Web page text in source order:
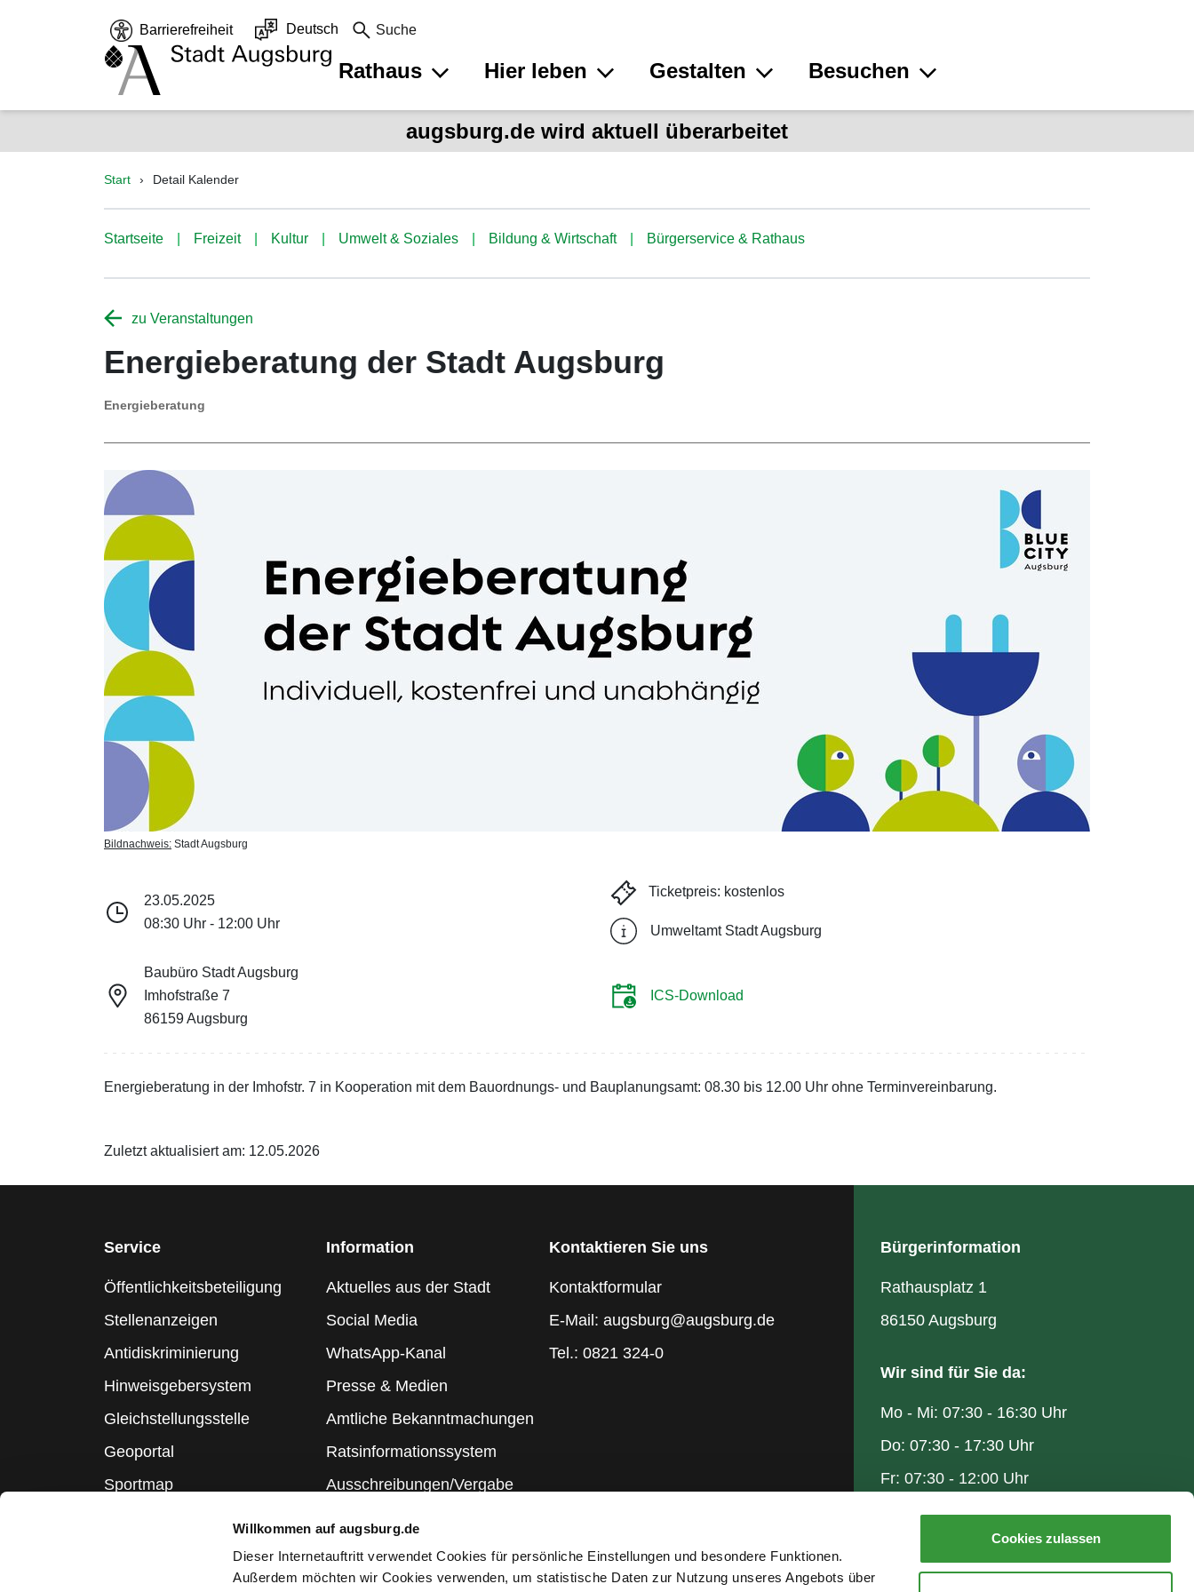
Willkommen auf augsburg.de
Dieser Internetauftritt verwendet Cookies für persönliche Einstellungen und besondere Funktionen.
Außerdem möchten wir Cookies verwenden, um statistische Daten zur Nutzung unseres Angebots über
Cookies zulassen
Barrierefreiheit Deutsch Suche
Rathaus Hier leben Gestalten Besuchen
augsburg.de wird aktuell überarbeitet
Start Detail Kalender
Startseite Freizeit Kultur Umwelt & Soziales Bildung & Wirtschaft Bürgerservice & Rathaus
zu Veranstaltungen
Energieberatung der Stadt Augsburg
Energieberatung
Bildnachweis: Stadt Augsburg
23.05.2025
08:30 Uhr - 12:00 Uhr
Ticketpreis: kostenlos
Umweltamt Stadt Augsburg
Baubüro Stadt Augsburg
Imhofstraße 7
86159 Augsburg
ICS-Download
Energieberatung in der Imhofstr. 7 in Kooperation mit dem Bauordnungs- und Bauplanungsamt: 08.30 bis 12.00 Uhr ohne Terminvereinbarung.
Zuletzt aktualisiert am: 12.05.2026
Service
Öffentlichkeitsbeteiligung
Stellenanzeigen
Antidiskriminierung
Hinweisgebersystem
Gleichstellungsstelle
Geoportal
Sportmap
Information
Aktuelles aus der Stadt
Social Media
WhatsApp-Kanal
Presse & Medien
Amtliche Bekanntmachungen
Ratsinformationssystem
Ausschreibungen/Vergabe
Kontaktieren Sie uns
Kontaktformular
E-Mail: augsburg@augsburg.de
Tel.: 0821 324-0
Bürgerinformation
Rathausplatz 1
86150 Augsburg
Wir sind für Sie da:
Mo - Mi: 07:30 - 16:30 Uhr
Do: 07:30 - 17:30 Uhr
Fr: 07:30 - 12:00 Uhr